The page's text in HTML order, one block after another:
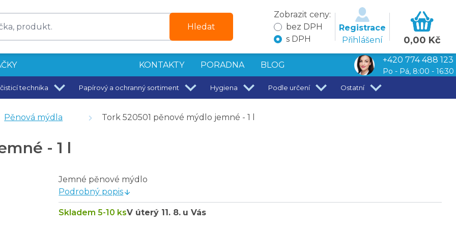
Hledat
Zobrazit ceny:
bez DPH
s DPH
Registrace
Přihlášení
0,00 Kč
KONTAKTY PORADNA BLOG
+420 774 488 123
Po - Pá, 8:00 - 16:30
technika Papírový a ochranný sortiment Hygiena Podle určení Ostatní
1 l
návin 100 m - 12 ks
celulóza, 3000 ks
dní vůně - Mango
Pěnová mýdla Tork 520501 pěnové mýdlo jemné - 1 l
- 1 l
Jemné pěnové mýdlo
Podrobný popis
Skladem 5-10 ksV úterý 11. 8. u Vás